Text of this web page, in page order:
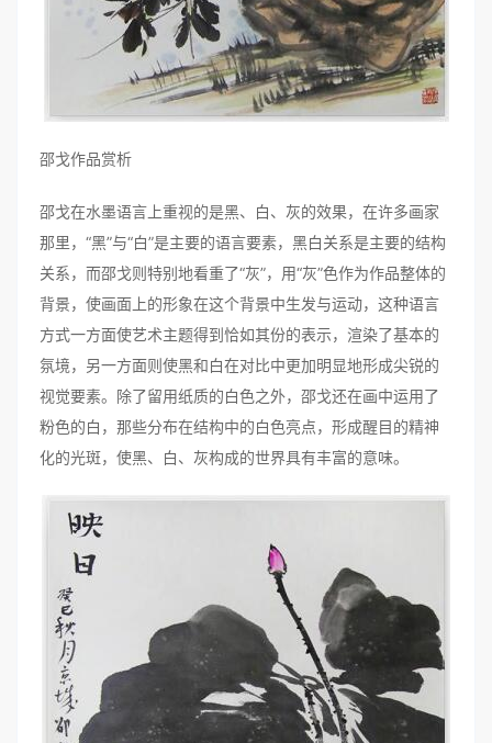
邵戈作品赏析
邵戈在水墨语言上重视的是黑、白、灰的效果，在许多画家
那里，“黑”与“白”是主要的语言要素，黑白关系是主要的结构
关系，而邵戈则特别地看重了“灰”，用“灰”色作为作品整体的
背景，使画面上的形象在这个背景中生发与运动，这种语言
方式一方面使艺术主题得到恰如其份的表示，渲染了基本的
氛境，另一方面则使黑和白在对比中更加明显地形成尖锐的
视觉要素。除了留用纸质的白色之外，邵戈还在画中运用了
粉色的白，那些分布在结构中的白色亮点，形成醒目的精神
化的光斑，使黑、白、灰构成的世界具有丰富的意味。